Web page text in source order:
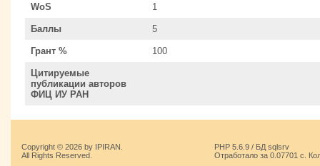
WoS 1
Баллы 5
Грант % 100
Цитируемые
публикации авторов
ФИЦ ИУ РАН
Copyright © 2026 by IPIRAN.
All Rights Reserved.
PHP 5.6.9 / БД sqlsrv
Отработало за 0.07701 с.